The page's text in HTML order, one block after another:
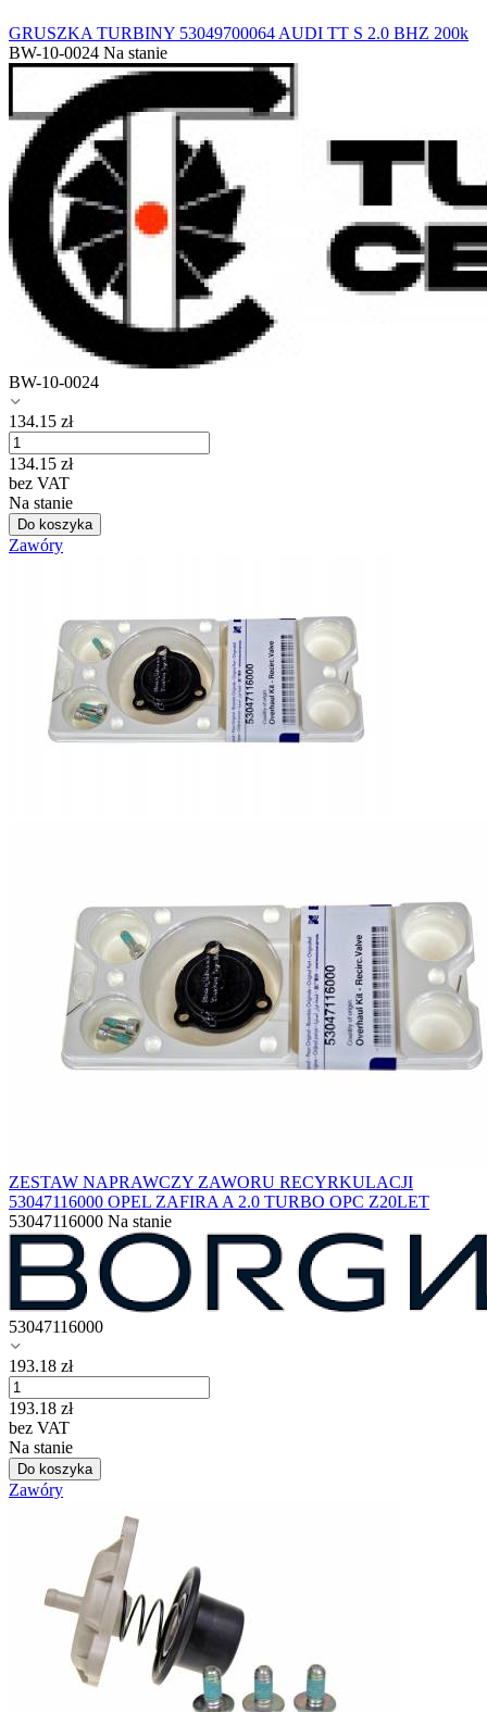
GRUSZKA TURBINY 53049700064 AUDI TT S 2.0 BHZ 200k
BW-10-0024 Na stanie
BW-10-0024
134.15 zł
134.15 zł
bez VAT
Na stanie
Do koszyka
Zawóry
ZESTAW NAPRAWCZY ZAWORU RECYRKULACJI
53047116000 OPEL ZAFIRA A 2.0 TURBO OPC Z20LET
53047116000 Na stanie
53047116000
193.18 zł
193.18 zł
bez VAT
Na stanie
Do koszyka
Zawóry